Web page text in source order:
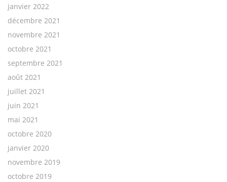
janvier 2022
décembre 2021
novembre 2021
octobre 2021
septembre 2021
août 2021
juillet 2021
juin 2021
mai 2021
octobre 2020
janvier 2020
novembre 2019
octobre 2019